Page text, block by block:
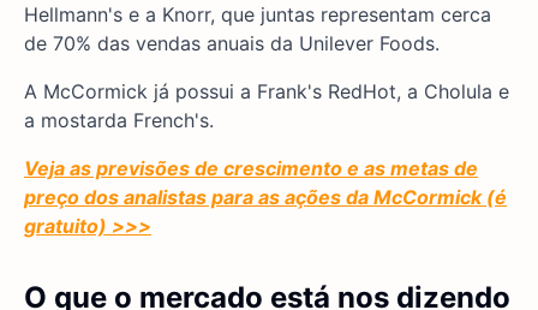
Hellmann's e a Knorr, que juntas representam cerca
de 70% das vendas anuais da Unilever Foods.
A McCormick já possui a Frank's RedHot, a Cholula e
a mostarda French's.
Veja as previsões de crescimento e as metas de
preço dos analistas para as ações da McCormick (é
gratuito) >>>
O que o mercado está nos dizendo